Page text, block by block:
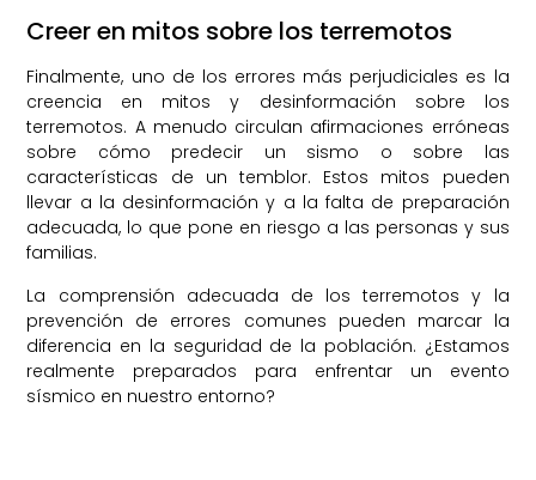
Creer en mitos sobre los terremotos
Finalmente, uno de los errores más perjudiciales es la
creencia en mitos y desinformación sobre los
terremotos. A menudo circulan afirmaciones erróneas
sobre cómo predecir un sismo o sobre las
características de un temblor. Estos mitos pueden
llevar a la desinformación y a la falta de preparación
adecuada, lo que pone en riesgo a las personas y sus
familias.
La comprensión adecuada de los terremotos y la
prevención de errores comunes pueden marcar la
diferencia en la seguridad de la población. ¿Estamos
realmente preparados para enfrentar un evento
sísmico en nuestro entorno?